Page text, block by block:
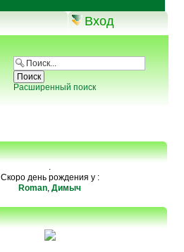
Вход
Расширенный поиск
.
Скоро день рождения у :
Roman,Димыч